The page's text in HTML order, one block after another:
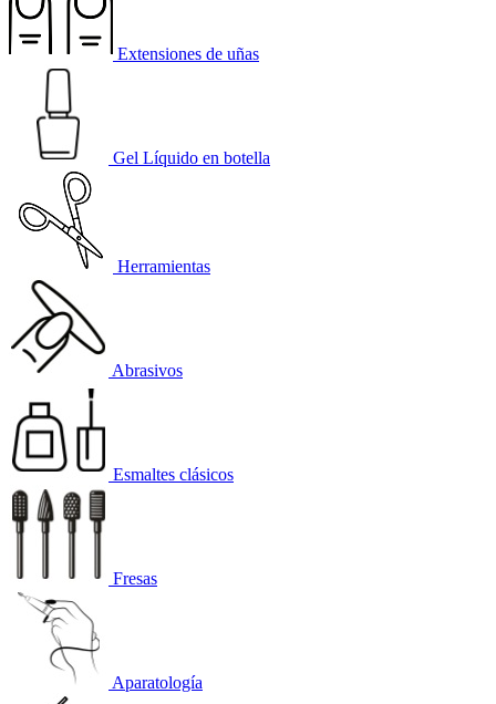
Extensiones de uñas
Gel Líquido en botella
Herramientas
Abrasivos
Esmaltes clásicos
Fresas
Aparatología